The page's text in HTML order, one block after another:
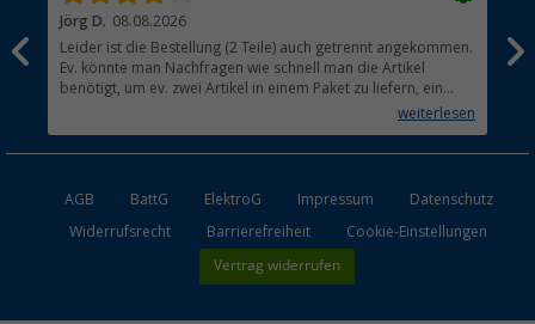
Jörg D. 08.08.2026
Leider ist die Bestellung (2 Teile) auch getrennt angekommen.
Ev. könnte man Nachfragen wie schnell man die Artikel
benötigt, um ev. zwei Artikel in einem Paket zu liefern, ein
weiterlesen
Ich
AGB BattG ElektroG Impressum
Datenschutz
Widerrufsrecht
Barrierefreiheit Cookie-Einstellungen
Vertrag widerrufen